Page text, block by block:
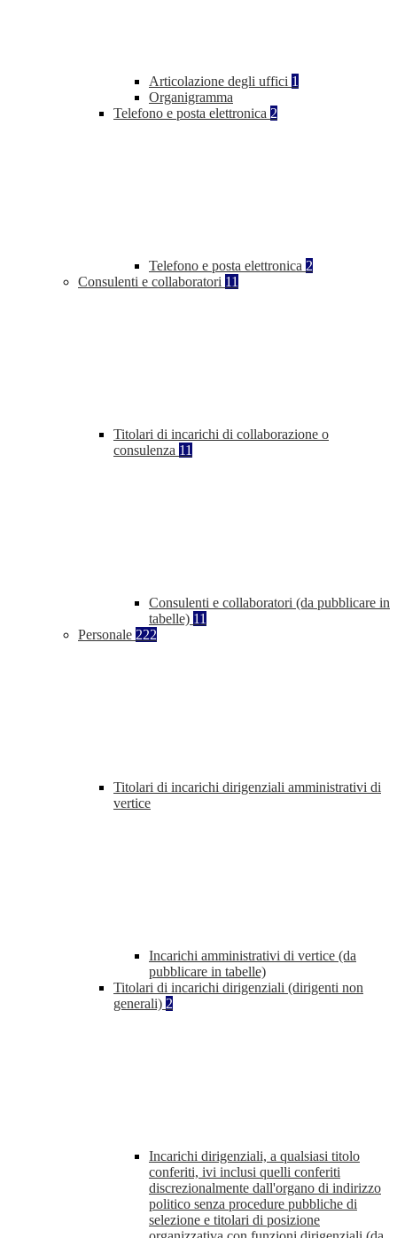
Articolazione degli uffici 1
Organigramma
Telefono e posta elettronica 2
Telefono e posta elettronica 2
Consulenti e collaboratori 11
Titolari di incarichi di collaborazione o
consulenza 11
Consulenti e collaboratori (da pubblicare in
tabelle) 11
Personale 222
Titolari di incarichi dirigenziali amministrativi di
vertice
Incarichi amministrativi di vertice (da
pubblicare in tabelle)
Titolari di incarichi dirigenziali (dirigenti non
generali) 2
Incarichi dirigenziali, a qualsiasi titolo
conferiti, ivi inclusi quelli conferiti
discrezionalmente dall'organo di indirizzo
politico senza procedure pubbliche di
selezione e titolari di posizione